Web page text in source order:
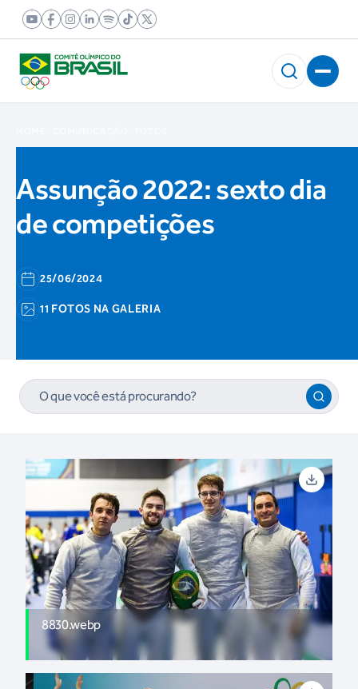
Assunção 2022: sexto dia
de competições
25/06/2024
11 FOTOS NA GALERIA
8830.webp